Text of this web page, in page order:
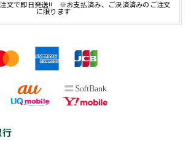
文で即日発送!! ※お支払済み、ご決済済みのご注文
に限ります